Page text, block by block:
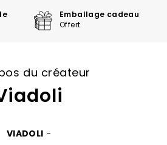
Emballage cadeau
Offert
du créateur
VIADOLI -